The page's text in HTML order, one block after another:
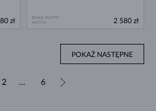
zł
BIAŁE ZŁOTO
AKOYA
2 580 zł
POKAŻ NASTĘPNE
2 … 6